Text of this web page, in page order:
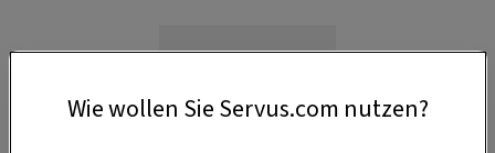
Wie wollen Sie Servus.com nutzen?